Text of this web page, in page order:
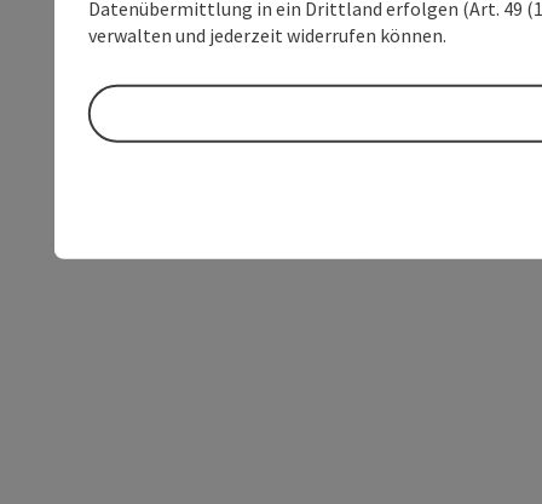
Datenübermittlung in ein Drittland erfolgen (Art. 49
verwalten und jederzeit widerrufen können.